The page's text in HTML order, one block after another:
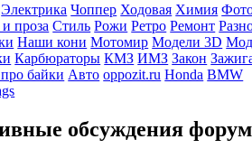
Электрика Чоппер Ходовая Химия
проза Стиль Рожи Ретро Ремонт
Наши кони Мотомир Модели 3D
Карбюраторы КМЗ ИМЗ Закон
байки Авто oppozit.ru Honda BMW
обсуждения